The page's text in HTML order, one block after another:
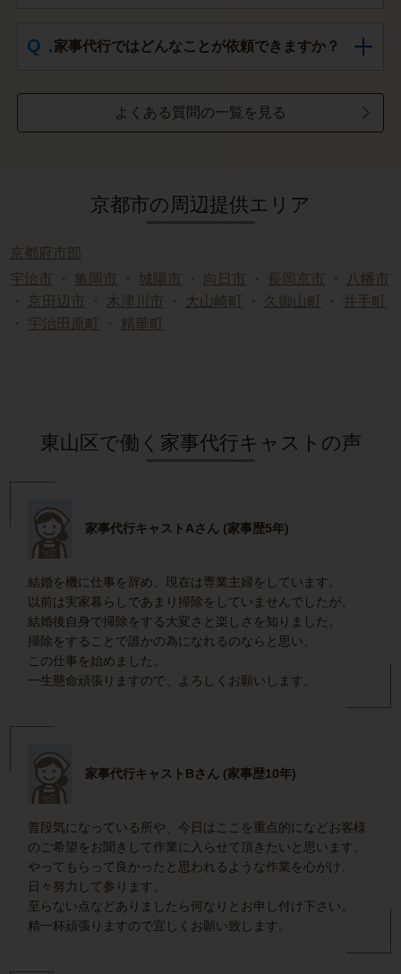
家事代行ではどんなことが依頼できますか？
よくある質問の一覧を見る
京都市の周辺提供エリア
京都府市部
宇治市
・ 亀岡市 ・ 城陽市 ・ 向日市 ・ 長岡京市 ・
八幡市
・ 京田辺市 ・ 木津川市 ・ 大山崎町 ・ 久御山町 ・ 井手町
・ 宇治田原町 ・ 精華町
東山区で働く家事代行キャストの声
家事代行キャストAさん (家事歴5年)
結婚を機に仕事を辞め、現在は専業主婦をしています。
以前は実家暮らしであまり掃除をしていませんでしたが、
結婚後自身で掃除をする大変さと楽しさを知りました。
掃除をすることで誰かの為になれるのならと思い、
この仕事を始めました。
一生懸命頑張りますので、よろしくお願いします。
家事代行キャストBさん (家事歴10年)
普段気になっている所や、今日はここを重点的になどお客様
のご希望をお聞きして作業に入らせて頂きたいと思います。
やってもらって良かったと思われるような作業を心がけ、
日々努力して参ります。
至らない点などありましたら何なりとお申し付け下さい。
精一杯頑張りますので宜しくお願い致します。